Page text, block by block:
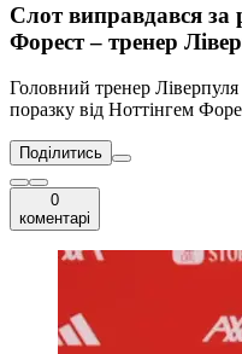
Слот виправдався за
Форест – тренер
Головний тренер
поразку від Ноттінгем
Поділитись
0
коментарі